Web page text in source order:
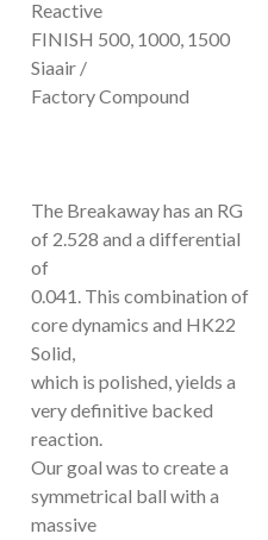
Reactive
FINISH 500, 1000, 1500
Siaair /
Factory Compound
The Breakaway has an RG
of 2.528 and a differential
of
0.041. This combination of
core dynamics and HK22
Solid,
which is polished, yields a
very definitive backed
reaction.
Our goal was to create a
symmetrical ball with a
massive